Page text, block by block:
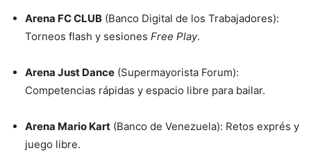
Arena FC CLUB (Banco Digital de los Trabajadores):
Torneos flash y sesiones Free Play.
Arena Just Dance (Supermayorista Forum):
Competencias rápidas y espacio libre para bailar.
Arena Mario Kart (Banco de Venezuela): Retos exprés y
juego libre.